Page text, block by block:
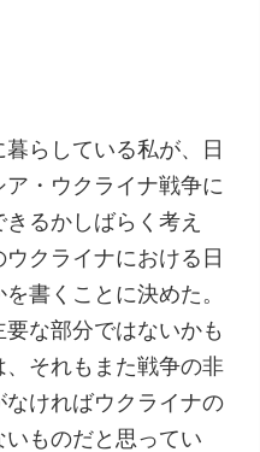
らしている私が、日
・ウクライナ戦争に
るかしばらく考え
クライナにおける日
書くことに決めた。
な部分ではないかも
、それもまた戦争の非
ければウクライナの
ものだと思ってい